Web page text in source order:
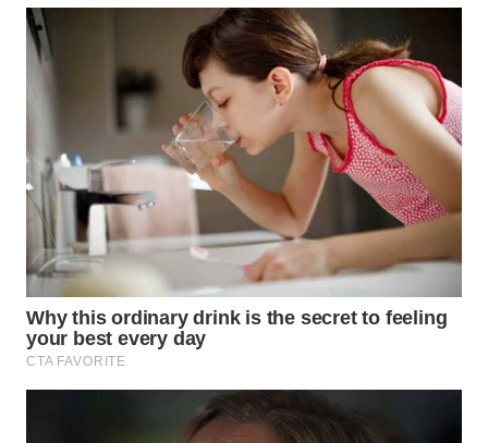
DEPOK
UTARA
SAMOSIR
WN
PADANG
LAWAS
WN